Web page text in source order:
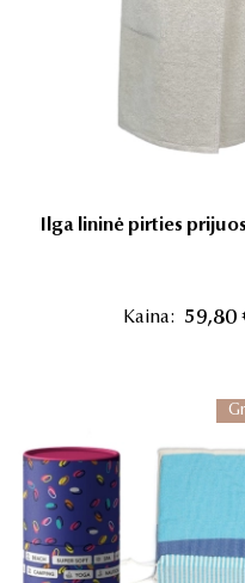
Ilga lininė pirties
Kaina: 59,80